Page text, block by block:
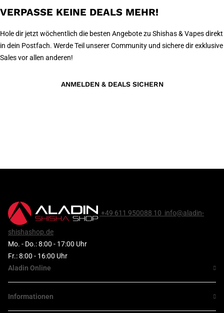
VERPASSE KEINE DEALS MEHR!
Hole dir jetzt wöchentlich die besten Angebote zu Shishas & Vapes direkt
in dein Postfach. Werde Teil unserer Community und sichere dir exklusive
Sales vor allen anderen!
ANMELDEN & DEALS SICHERN
+49 611 950088 10 info@aladin-
shishashop.de
Mo. - Do.: 8:00 - 17:00 Uhr
Fr.: 8:00 - 16:00 Uhr
Aladin Online
Informationen